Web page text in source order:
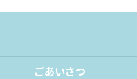
ごあいさつ